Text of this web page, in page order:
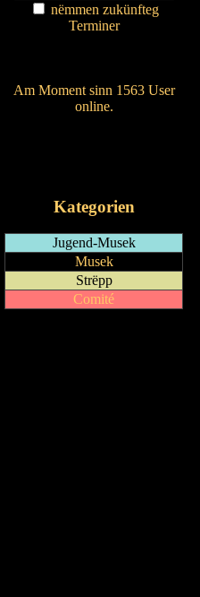
nëmmen zukünfteg
Terminer
Am Moment sinn 1563 User
online.
Kategorien
Jugend-Musek
Musek
Strëpp
Comité